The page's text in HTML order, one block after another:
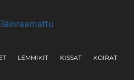
LEMMIKIT KISSAT KOIRAT